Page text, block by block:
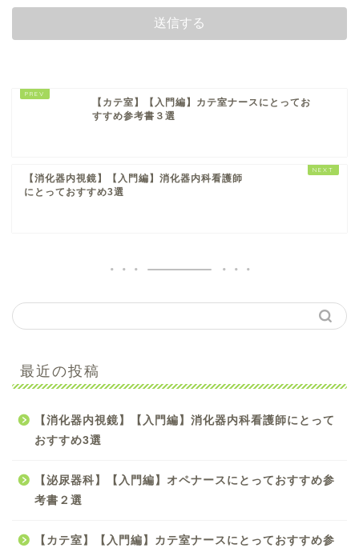
【カテ室】【入門編】カテ室ナースにとってお
すすめ参考書３選
【消化器内視鏡】【入門編】消化器内科看護師
にとっておすすめ3選
最近の投稿
【消化器内視鏡】【入門編】消化器内科看護師にとって
おすすめ3選
【泌尿器科】【入門編】オペナースにとっておすすめ参
考書２選
【カテ室】【入門編】カテ室ナースにとっておすすめ参
考書のおすすめ4選
選
オペナースにとってため